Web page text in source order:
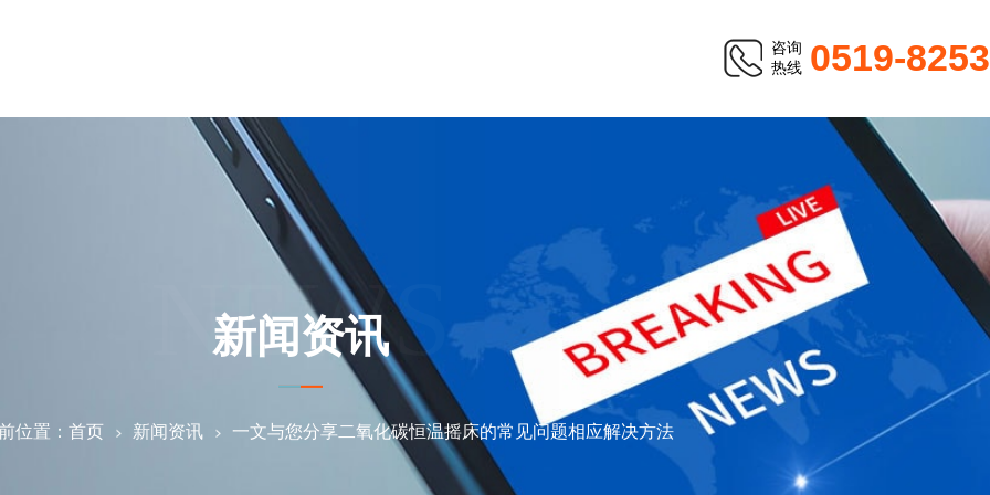
咨询
热线 0519-
NEWS
新闻资讯
位置： 首页 新闻资讯 一文与您分享二氧化碳恒温摇床的常见问题相应解决方法